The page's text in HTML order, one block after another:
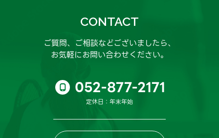
CONTACT
ご質問、ご相談などございましたら、
お気軽にお問い合わせください。
 052-877-2171
定休日：年末年始